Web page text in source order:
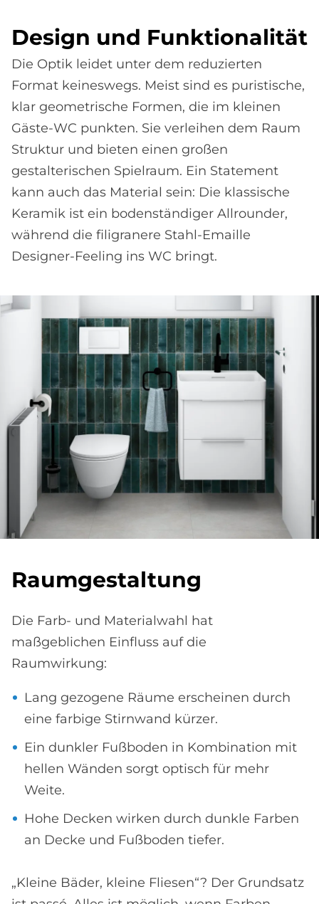
De­sign und Funk­tio­na­li­tät
Die Optik leidet unter dem reduzierten
Format keineswegs. Meist sind es puristische,
klar geometrische Formen, die im kleinen
Gäste-WC punkten. Sie verleihen dem Raum
Struktur und bieten einen großen
gestalterischen Spielraum. Ein Statement
kann auch das Material sein: Die klassische
Keramik ist ein bodenständiger Allrounder,
während die filigranere Stahl-Emaille
Designer-Feeling ins WC bringt.
Raum­ge­stal­tung
Die Farb- und Materialwahl hat
maßgeblichen Einfluss auf die
Raumwirkung:
Lang gezogene Räume erscheinen durch
eine farbige Stirnwand kürzer.
Ein dunkler Fußboden in Kombination mit
hellen Wänden sorgt optisch für mehr
Weite.
Hohe Decken wirken durch dunkle Farben
an Decke und Fußboden tiefer.
„Kleine Bäder, kleine Fliesen“? Der Grundsatz